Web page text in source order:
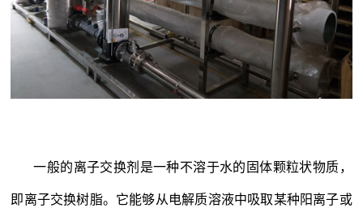
一般的离子交换剂是一种不溶于水的固体颗粒状物质，
即离子交换树脂。它能够从电解质溶液中吸取某种阳离子或